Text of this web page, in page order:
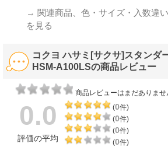
→ 関連商品、色・サイズ・入数違
を見る
コクヨ ハサミ[サクサ]スタンダ
HSM-A100LSの商品レビュー
商品レビューはまだありませ
0.0
評価の平均
(0件)
(0件)
(0件)
(0件)